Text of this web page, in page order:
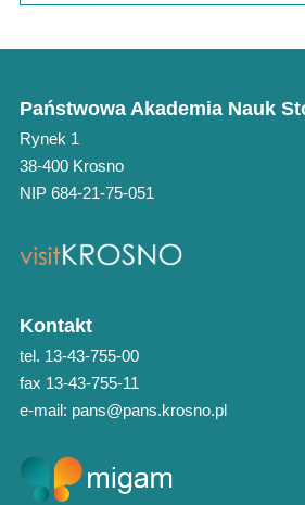
Państwowa Akademia Nauk
Rynek 1
38-400 Krosno
NIP 684-21-75-051
Kontakt
tel. 13-43-755-00
fax 13-43-755-11
e-mail: pans@pans.krosno.pl